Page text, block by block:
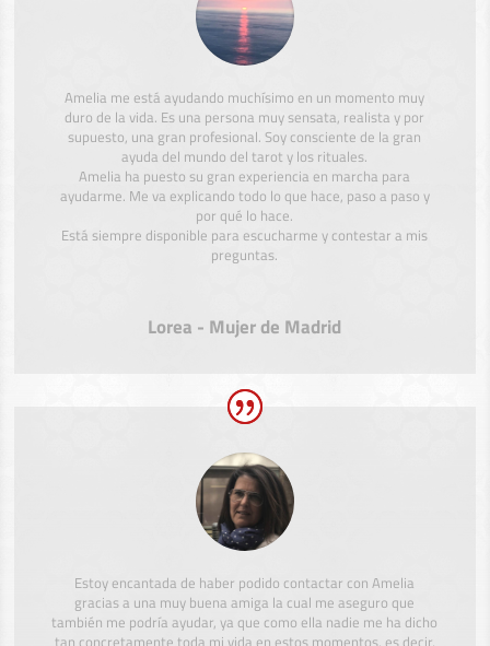
Amelia me está ayudando muchísimo en un momento muy
duro de la vida. Es una persona muy sensata, realista y por
supuesto, una gran profesional. Soy consciente de la gran
ayuda del mundo del tarot y los rituales.
Amelia ha puesto su gran experiencia en marcha para
ayudarme. Me va explicando todo lo que hace, paso a paso y
por qué lo hace.
Está siempre disponible para escucharme y contestar a mis
preguntas.
Lorea - Mujer de Madrid
Estoy encantada de haber podido contactar con Amelia
gracias a una muy buena amiga la cual me aseguro que
también me podría ayudar, ya que como ella nadie me ha dicho